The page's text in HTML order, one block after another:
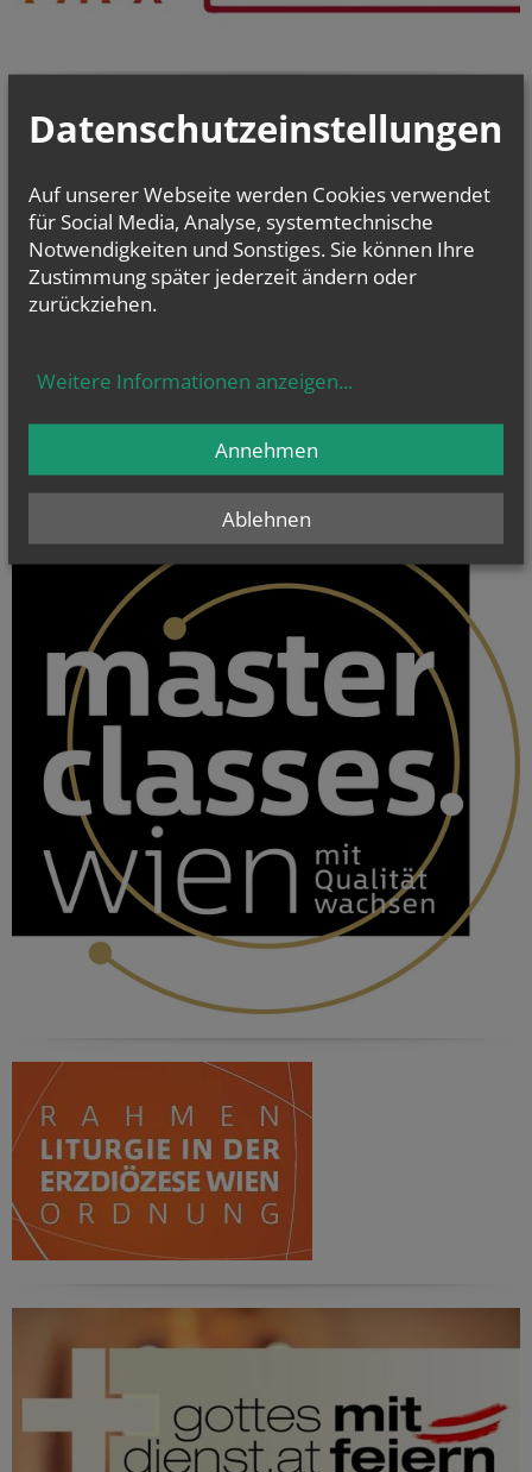
Datenschutzeinstellungen
Auf unserer Webseite werden Cookies verwendet
für Social Media, Analyse, systemtechnische
Notwendigkeiten und Sonstiges. Sie können Ihre
Zustimmung später jederzeit ändern oder
zurückziehen.
Weitere Informationen anzeigen...
Ablehnen
Annehmen